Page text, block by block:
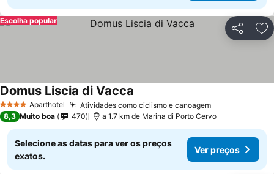
Partilhar
Escolha popular
4 EstrelasAparthotel Atividades como ciclismo e canoagemVer preços
Domus Liscia di Vacca
8,3 Muito boa 470 a 1.7 km de Marina di Porto Cervo
Selecione as datas para ver os preços
exatos.
Ver preços